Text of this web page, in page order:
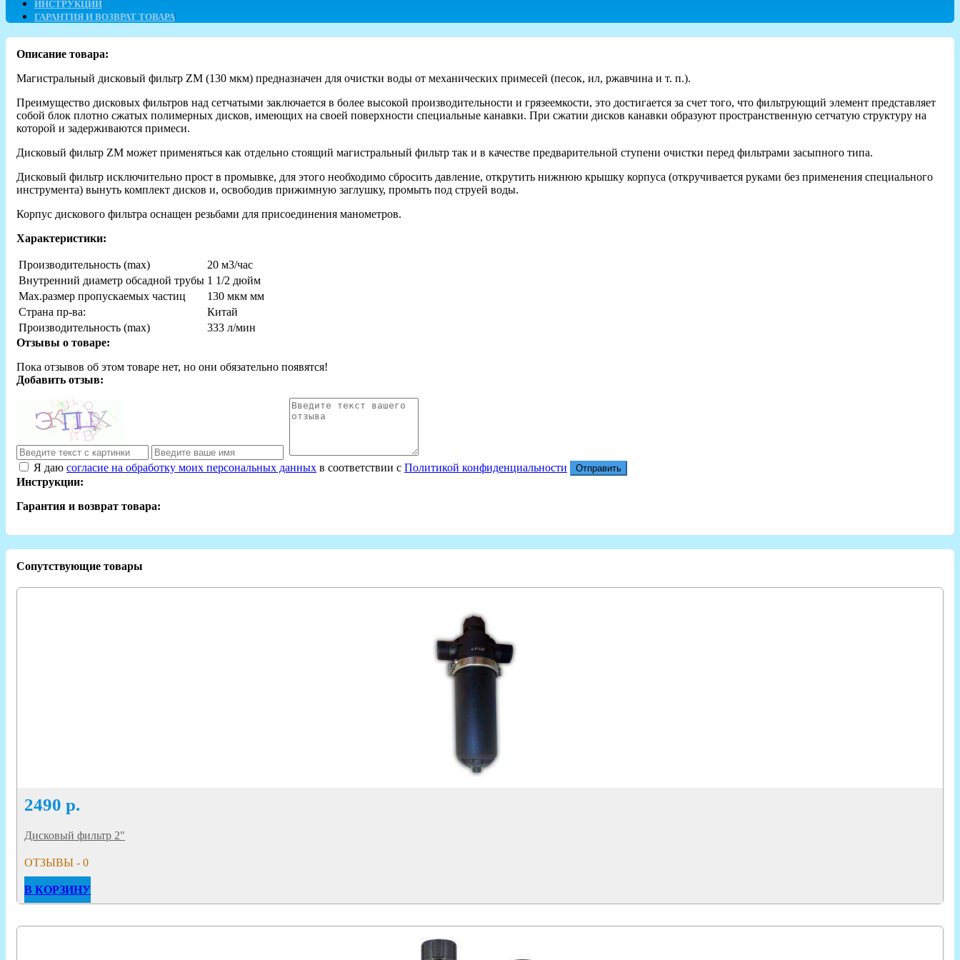
ИНСТРУКЦИИ
ГАРАНТИЯ И ВОЗВРАТ ТОВАРА
Описание товара:
Магистральный дисковый фильтр ZM (130 мкм) предназначен для очистки воды от механических примесей (песок, ил, ржавчина и т. п.).
Преимущество дисковых фильтров над сетчатыми заключается в более высокой производительности и грязеемкости, это достигается за счет того, что фильтрующий элемент представляет
собой блок плотно сжатых полимерных дисков, имеющих на своей поверхности специальные канавки. При сжатии дисков канавки образуют пространственную сетчатую структуру на
которой и задерживаются примеси.
Дисковый фильтр ZM может применяться как отдельно стоящий магистральный фильтр так и в качестве предварительной ступени очистки перед фильтрами засыпного типа.
Дисковый фильтр исключительно прост в промывке, для этого необходимо сбросить давление, открутить нижнюю крышку корпуса (откручивается руками без применения специального
инструмента) вынуть комплект дисков и, освободив прижимную заглушку, промыть под струей воды.
Корпус дискового фильтра оснащен резьбами для присоединения манометров.
Характеристики:
Производительность (max)
20 м3/час
Внутренний диаметр обсадной трубы 1 1/2 дюйм
Max.размер пропускаемых частиц
130 мкм мм
Страна пр-ва:
Китай
Производительность (max)
333 л/мин
Отзывы о товаре:
Пока отзывов об этом товаре нет, но они обязательно появятся!
Добавить отзыв:
Я даю согласие на обработку моих персональных данных в соответствии с Политикой конфиденциальности Отправить
Инструкции:
Гарантия и возврат товара:
Сопутствующие товары
2490 р.
Дисковый фильтр 2"
ОТЗЫВЫ - 0
В КОРЗИНУ